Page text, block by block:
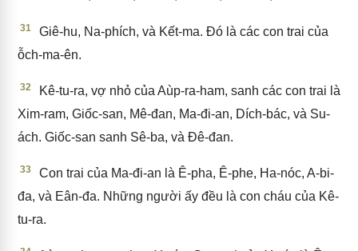
31
Giê-hu, Na-phích, và Kết-ma. Đó là các con trai của
ỗch-ma-ên.
32
Kê-tu-ra, vợ nhỏ của Aùp-ra-ham, sanh các con trai là
Xim-ram, Giốc-san, Mê-đan, Ma-đi-an, Dích-bác, và Su-
ách. Giốc-san sanh Sê-ba, và Đê-đan.
33
Con trai của Ma-đi-an là Ê-pha, Ê-phe, Ha-nóc, A-bi-
đa, và Eân-đa. Những người ấy đều là con cháu của Kê-
tu-ra.